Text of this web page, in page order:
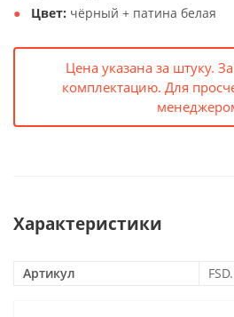
Цвет: чёрный + патина белая
Цена указана за штуку.
комплектацию. Для
Характеристики
Артикул